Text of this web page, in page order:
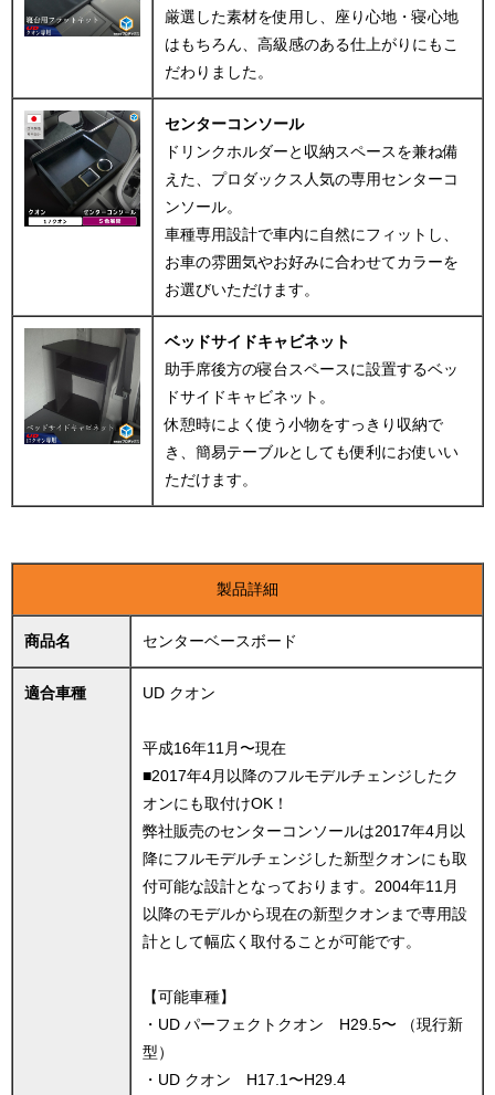
厳選した素材を使用し、座り心地・寝心地
はもちろん、高級感のある仕上がりにもこ
だわりました。
センターコンソール
ドリンクホルダーと収納スペースを兼ね備
えた、プロダックス人気の専用センターコ
ンソール。
車種専用設計で車内に自然にフィットし、
お車の雰囲気やお好みに合わせてカラーを
お選びいただけます。
ベッドサイドキャビネット
助手席後方の寝台スペースに設置するベッ
ドサイドキャビネット。
休憩時によく使う小物をすっきり収納で
き、簡易テーブルとしても便利にお使いい
ただけます。
製品詳細
商品名 センターベースボード
適合車種 UD クオン
平成16年11月〜現在
■2017年4月以降のフルモデルチェンジしたク
オンにも取付けOK！
弊社販売のセンターコンソールは2017年4月以
降にフルモデルチェンジした新型クオンにも取
付可能な設計となっております。2004年11月
以降のモデルから現在の新型クオンまで専用設
計として幅広く取付ることが可能です。
【可能車種】
・UD パーフェクトクオン H29.5〜 （現行新
型）
・UD クオン H17.1〜H29.4